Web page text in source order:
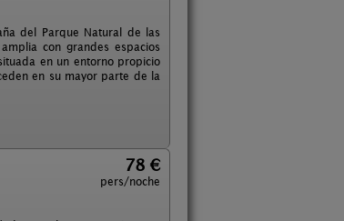
del Parque Natural de las
con grandes espacios
en un entorno propicio
en su mayor parte de la
78 €
pers/noche